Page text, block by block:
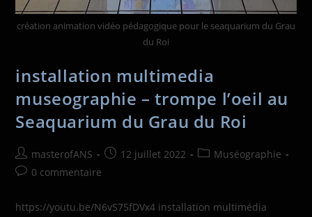
création animation vidéo pédagogique pour le seaquarium du Grau
du Roi
installation multimedia
museographie – trompe l’oeil au
Seaquarium du Grau du Roi
masterofANS 12 juillet 2022
Muséographie
0 commentaire
https://youtu.be/N6vS75fDVx4 installation multimédia